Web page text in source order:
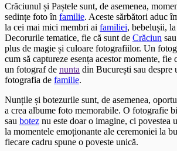
Crăciunul și Paștele sunt, de asemenea,
sedințe foto în familie. Aceste sărbători aduc
la cei mai mici membri ai familiei, bebelușii,
Decorurile tematice, fie că sunt de Crăciun
plus de magie și culoare fotografiilor. Un
cum să captureze esența acestor momente, fie
un fotograf de nunta din București sau despre
fotografia de familie.
Nunțile și botezurile sunt, de asemenea,
a crea albume foto memorabile. O fotografie
sau botez nu este doar o imagine, ci povestea
la momentele emoționante ale ceremoniei la
fiecare cadru spune o poveste unică.